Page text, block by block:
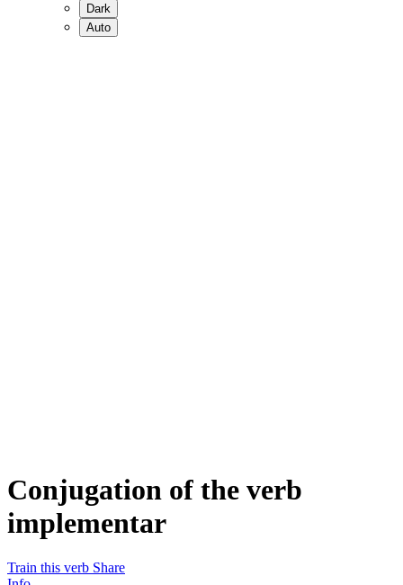
Dark
Auto
Conjugation of the verb
implementar
Train this verb Share